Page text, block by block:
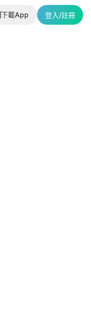
下載App 登入/註冊